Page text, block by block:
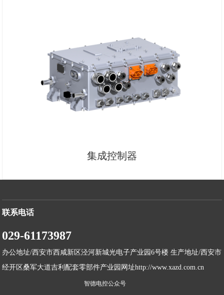
集成控制器
联系电话
029-61173987
办公地址/西安市西咸新区泾河新城光电子产业园6号楼 生产地址/西安市
经开区桑军大道吉利配套零部件产业园网址http://www.xazd.com.cn
智德电控公众号